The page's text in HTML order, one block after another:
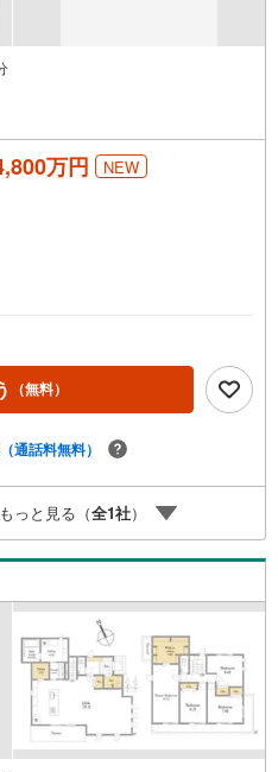
万円 NEW
（無料）
（通話料無料）
っと見る（全1社）